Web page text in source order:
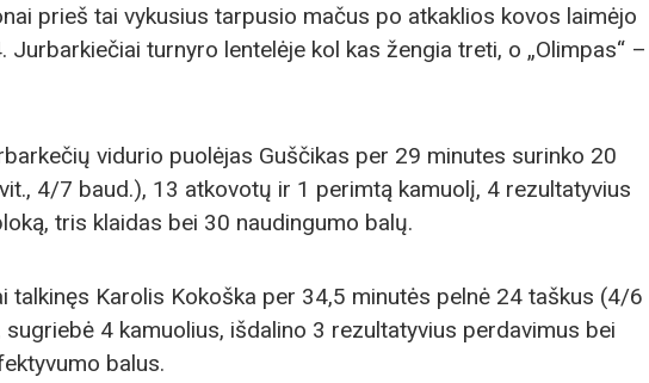
prieš tai vykusius tarpusio mačus po atkaklios kovos laimėjo
Jurbarkiečiai turnyro lentelėje kol kas žengia treti, o „Olimpas“ –
vidurio puolėjas Guščikas per 29 minutes surinko 20
4/7 baud.), 13 atkovotų ir 1 perimtą kamuolį, 4 rezultatyvius
tris klaidas bei 30 naudingumo balų.
talkinęs Karolis Kokoška per 34,5 minutės pelnė 24 taškus (4/6
4 kamuolius, išdalino 3 rezultatyvius perdavimus bei
balus.